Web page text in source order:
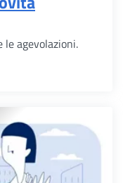
agevolazioni.